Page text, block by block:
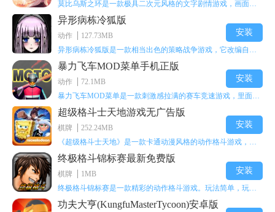
异形病栋冷狐版
动作
127.73MB
安装
暴力飞车MOD菜单手机正版
动作
72.1MB
安装
超级格斗士天地游戏无广告版
棋牌
252.24MB
安装
终极格斗锦标赛最新免费版
棋牌
1MB
安装
功夫大亨(KungfuMasterTycoon)安卓版